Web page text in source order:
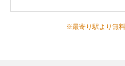
※最寄り駅より無